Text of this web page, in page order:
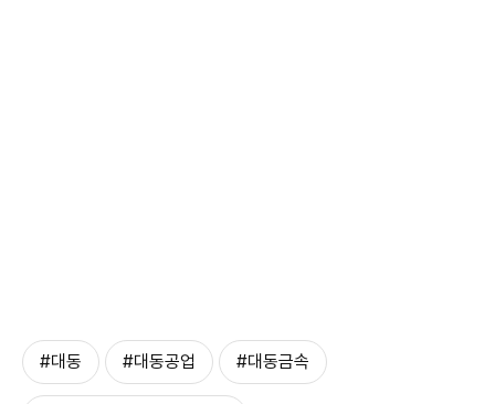
#대동 #대동공업 #대동금속